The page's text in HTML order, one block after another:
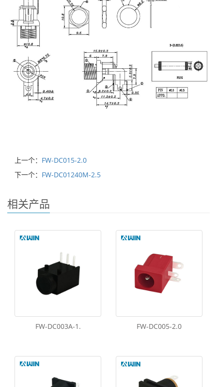
上一个： FW-DC015-2.0
下一个： FW-DC01240M-2.5
相关产品
FW-DC003A-1. FW-DC005-2.0